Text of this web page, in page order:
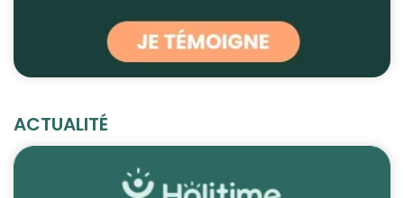
ACTUALITÉ